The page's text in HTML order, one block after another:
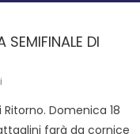
SEMIFINALE DI
Domenica 18
farà da cornice